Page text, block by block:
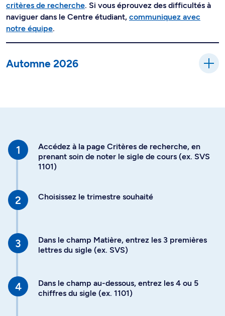
critères de recherche. Si vous éprouvez des difficultés à
naviguer dans le Centre étudiant, communiquez avec
notre équipe.
Automne 2026
Accédez à la page Critères de recherche, en
prenant soin de noter le sigle de cours (ex. SVS
1101)
Choisissez le trimestre souhaité
Dans le champ Matière, entrez les 3 premières
lettres du sigle (ex. SVS)
Dans le champ au-dessous, entrez les 4 ou 5
chiffres du sigle (ex. 1101)